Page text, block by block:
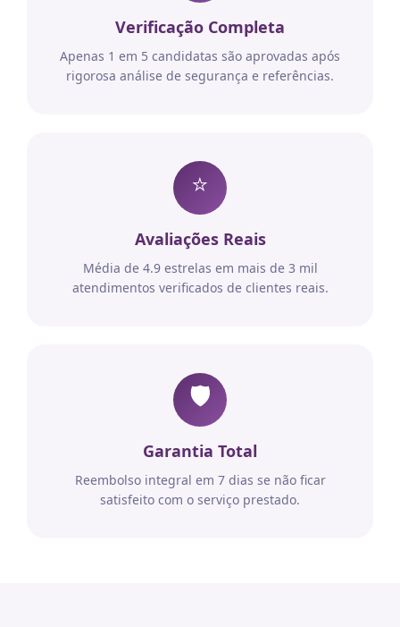
Verificação Completa
Apenas 1 em 5 candidatas são aprovadas após
rigorosa análise de segurança e referências.
⭐
Avaliações Reais
Média de 4.9 estrelas em mais de 3 mil
atendimentos verificados de clientes reais.
🛡️
Garantia Total
Reembolso integral em 7 dias se não ficar
satisfeito com o serviço prestado.